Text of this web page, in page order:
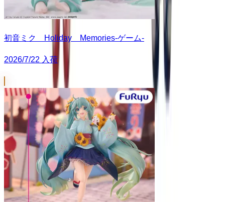
初音ミク Holiday Memories-ゲーム-
2026/7/22 入荷